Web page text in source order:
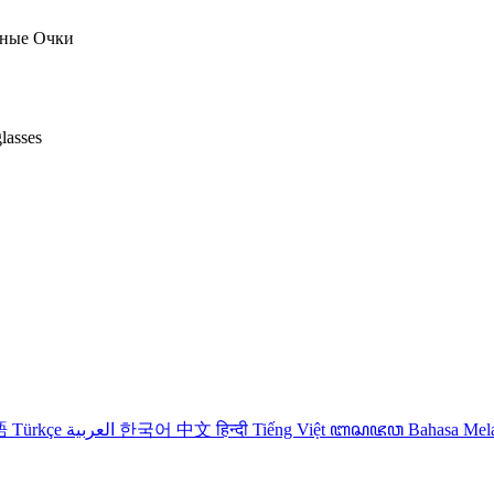
Очки
Türkçe 한국어 中文हिन्दी Tiếng Việt ꦧꦱꦗꦮ Bahasa